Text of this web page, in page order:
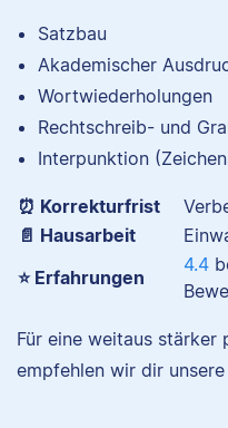
Satzbau
Akademischer
Wortwiederholungen
Rechtschreib- und
Interpunktion
⏰ Korrekturfrist
📄 Hausarbeit
⭐ Erfahrungen
4.4
Für eine weitaus stärker
empfehlen wir dir
Tätigkeit für Scribbr
auch als Lektor an
einer Kunstuniversität.
Maxim
Maxim hat